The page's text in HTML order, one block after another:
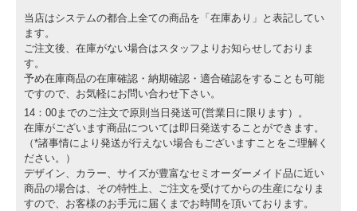
当店はシステムの都合上全ての商品を「在庫あり」と表記してい
ます。
ご注文後、在庫がない場合はスタッフよりお知らせしておりま
す。
予め在庫商品の在庫確認・納期確認・適合確認をすることも可能
ですので、お気軽にお問い合わせ下さい。
14：00までのご注文で原則当日発送可(営業日に限ります）。
在庫がございます商品については即日発送することができます。
（*諸事情により発送が行えない場合もございますことをご理解く
ださい。）
デザイン、カラー、サイズが豊富なセミオーダーメイド品に近い
商品の場合は、その特性上、ご注文を受けてからの生産になりま
すので、お客様のお手元に届くまでお時間を頂いております。